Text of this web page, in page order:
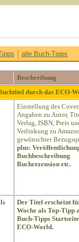
| alle Buch-Tipps
Beschreibung
durch das ECO-
Einstellung des
Angaben zu Autor,
Verlag, ISBN, Preis
Verlinkung zu
gewünschter
plus:
Buchbeschreibung
Buchrezension etc.
Der Titel erscheint
Woche als Top-Tipp
Buch-Tipps
ECO-World.